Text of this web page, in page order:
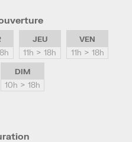
JEU
11h > 18h
VEN
11h > 18h
DIM
10h > 18h